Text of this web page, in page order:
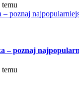
temu
poznaj
– poznaj
temu